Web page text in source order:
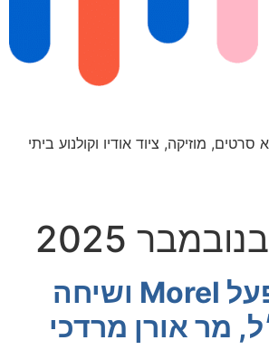
מוזיקה, ציוד אודיו וקולנוע ביתי
ביקור במפעל Morel ושיחה
מר אורן מרדכי